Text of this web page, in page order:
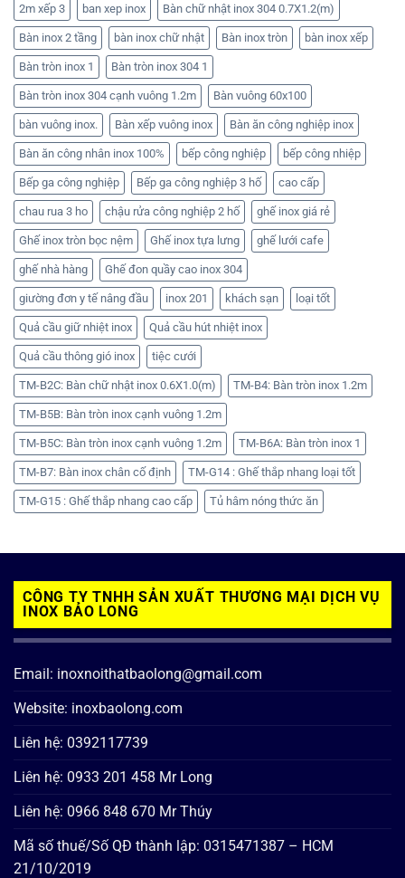
2m xếp 3 ban xep inox Bàn chữ nhật inox 304 0.7X1.2(m)
Bàn inox 2 tầng bàn inox chữ nhật Bàn inox tròn bàn inox xếp
Bàn tròn inox 1 Bàn tròn inox 304 1
Bàn tròn inox 304 cạnh vuông 1.2m Bàn vuông 60x100
bàn vuông inox. Bàn xếp vuông inox Bàn ăn công nghiệp inox
Bàn ăn công nhân inox 100% bếp công nghiệp bếp công nhiệp
Bếp ga công nghiệp Bếp ga công nghiệp 3 hố cao cấp
chau rua 3 ho chậu rửa công nghiệp 2 hố ghế inox giá rẻ
Ghế inox tròn bọc nệm Ghế inox tựa lưng ghế lưới cafe
ghế nhà hàng Ghế đon quầy cao inox 304
giường đơn y tế nâng đầu inox 201 khách sạn loại tốt
Quả cầu giữ nhiệt inox Quả cầu hút nhiệt inox
Quả cầu thông gió inox tiệc cưới
TM-B2C: Bàn chữ nhật inox 0.6X1.0(m) TM-B4: Bàn tròn inox 1.2m
TM-B5B: Bàn tròn inox cạnh vuông 1.2m
TM-B5C: Bàn tròn inox cạnh vuông 1.2m TM-B6A: Bàn tròn inox 1
TM-B7: Bàn inox chân cố định TM-G14 : Ghế thắp nhang loại tốt
TM-G15 : Ghế thắp nhang cao cấp Tủ hâm nóng thức ăn
CÔNG TY TNHH SẢN XUẤT THƯƠNG MẠI DỊCH VỤ
INOX BẢO LONG
Email: inoxnoithatbaolong@gmail.com
Website: inoxbaolong.com
Liên hệ: 0392117739
Liên hệ: 0933 201 458 Mr Long
Liên hệ: 0966 848 670 Mr Thúy
Mã số thuế/Số QĐ thành lập: 0315471387 – HCM
21/10/2019